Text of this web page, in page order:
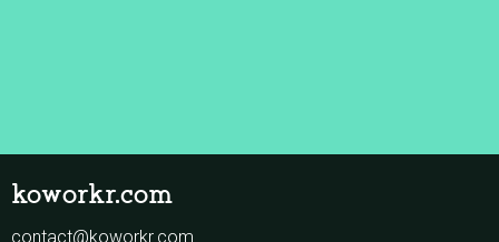
koworkr.com
contact@koworkr.com